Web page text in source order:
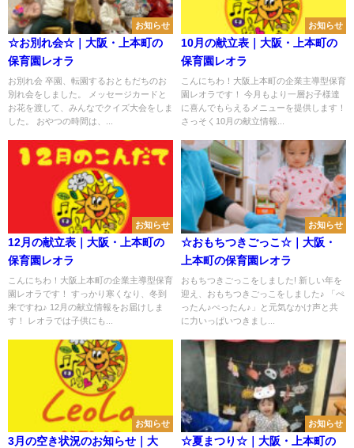
お知らせ
☆お別れ会☆｜大阪・上本町の
保育園レオラ
お別れ会 卒園、転園するおともだちのお
別れ会をしました。 メッセージカードと
お花を渡して、みんなでクイズ大会をしま
した。 おやつの時間は、...
お知らせ
10月の献立表｜大阪・上本町の
保育園レオラ
こんにちわ！大阪上本町の企業主導型保育
園レオラです！ 今月もより一層お子様達
に喜んでもらえるメニューを提供します！
さっそく10月の献立情報...
お知らせ
12月の献立表｜大阪・上本町の
保育園レオラ
こんにちわ！大阪上本町の企業主導型保育
園レオラです！ すっかり寒くなり、冬到
来ですね♪ 12月の献立情報をお届けしま
す！ レオラでは子供にも...
お知らせ
☆おもちつきごっこ☆｜大阪・
上本町の保育園レオラ
おもちつきごっこをしました! 新しい年を
迎え、おもちつきごっこをしました♪ 「ぺ
ったん♪ぺったん♪」と元気なかけ声と共
に力いっぱいつきまし...
お知らせ
3月の空き状況のお知らせ｜大
お知らせ
☆夏まつり☆｜大阪・上本町の